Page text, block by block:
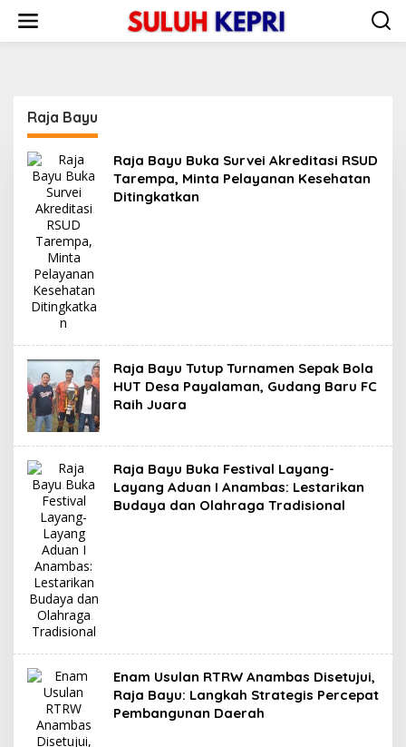
w
Raja Bayu
Raja Bayu Buka Survei Akreditasi RSUD
Tarempa, Minta Pelayanan Kesehatan
Ditingkatkan
Raja Bayu Tutup Turnamen Sepak Bola
HUT Desa Payalaman, Gudang Baru FC
Raih Juara
Raja Bayu Buka Festival Layang-
Layang Aduan I Anambas: Lestarikan
Budaya dan Olahraga Tradisional
Enam Usulan RTRW Anambas Disetujui,
Raja Bayu: Langkah Strategis Percepat
Pembangunan Daerah